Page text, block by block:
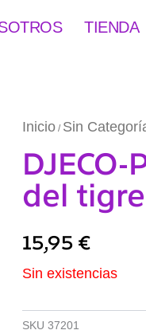
TIENDA
Inicio/ Sin
del tigre
15,95 €
Sin existencias
SKU 37201